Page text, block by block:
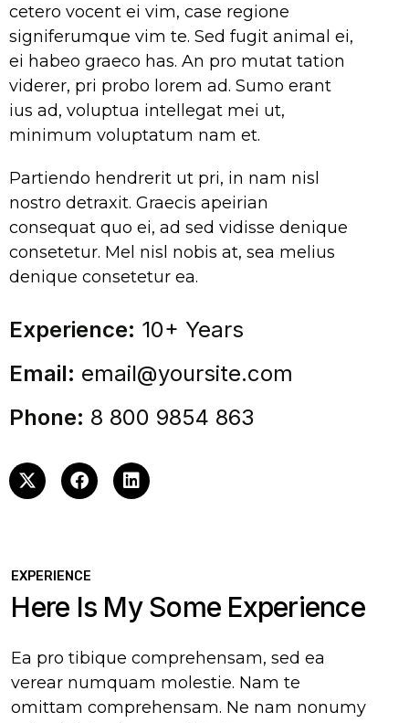
cetero vocent ei vim, case regione
signiferumque vim te. Sed fugit animal ei,
ei habeo graeco has. An pro mutat tation
viderer, pri probo lorem ad. Sumo erant
ius ad, voluptua intellegat mei ut,
minimum voluptatum nam et.
Partiendo hendrerit ut pri, in nam nisl
nostro detraxit. Graecis apeirian
consequat quo ei, ad sed vidisse denique
consetetur. Mel nisl nobis at, sea melius
denique consetetur ea.
Experience: 10+ Years
Email: email@yoursite.com
Phone: 8 800 9854 863
EXPERIENCE
Here Is My Some Experience
Ea pro tibique comprehensam, sed ea
verear numquam molestie. Nam te
omittam comprehensam. Ne nam nonumy